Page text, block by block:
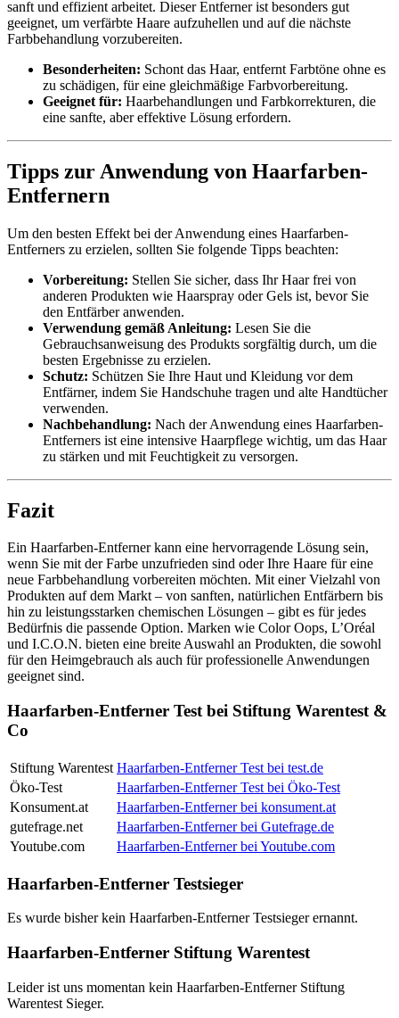
sanft und effizient arbeitet. Dieser Entferner ist besonders gut
geeignet, um verfärbte Haare aufzuhellen und auf die nächste
Farbbehandlung vorzubereiten.
Besonderheiten: Schont das Haar, entfernt Farbtöne ohne es
zu schädigen, für eine gleichmäßige Farbvorbereitung.
Geeignet für: Haarbehandlungen und Farbkorrekturen, die
eine sanfte, aber effektive Lösung erfordern.
Tipps zur Anwendung von Haarfarben-
Entfernern
Um den besten Effekt bei der Anwendung eines Haarfarben-
Entferners zu erzielen, sollten Sie folgende Tipps beachten:
Vorbereitung: Stellen Sie sicher, dass Ihr Haar frei von
anderen Produkten wie Haarspray oder Gels ist, bevor Sie
den Entfärber anwenden.
Verwendung gemäß Anleitung: Lesen Sie die
Gebrauchsanweisung des Produkts sorgfältig durch, um die
besten Ergebnisse zu erzielen.
Schutz: Schützen Sie Ihre Haut und Kleidung vor dem
Entfärner, indem Sie Handschuhe tragen und alte Handtücher
verwenden.
Nachbehandlung: Nach der Anwendung eines Haarfarben-
Entferners ist eine intensive Haarpflege wichtig, um das Haar
zu stärken und mit Feuchtigkeit zu versorgen.
Fazit
Ein Haarfarben-Entferner kann eine hervorragende Lösung sein,
wenn Sie mit der Farbe unzufrieden sind oder Ihre Haare für eine
neue Farbbehandlung vorbereiten möchten. Mit einer Vielzahl von
Produkten auf dem Markt – von sanften, natürlichen Entfärbern bis
hin zu leistungsstarken chemischen Lösungen – gibt es für jedes
Bedürfnis die passende Option. Marken wie Color Oops, L’Oréal
und I.C.O.N. bieten eine breite Auswahl an Produkten, die sowohl
für den Heimgebrauch als auch für professionelle Anwendungen
geeignet sind.
Haarfarben-Entferner Test bei Stiftung Warentest &
Co
Stiftung Warentest Haarfarben-Entferner Test bei test.de
Öko-Test
Haarfarben-Entferner Test bei Öko-Test
Konsument.at
Haarfarben-Entferner bei konsument.at
gutefrage.net
Haarfarben-Entferner bei Gutefrage.de
Youtube.com
Haarfarben-Entferner bei Youtube.com
Haarfarben-Entferner Testsieger
Es wurde bisher kein Haarfarben-Entferner Testsieger ernannt.
Haarfarben-Entferner Stiftung Warentest
Leider ist uns momentan kein Haarfarben-Entferner Stiftung
Warentest Sieger.